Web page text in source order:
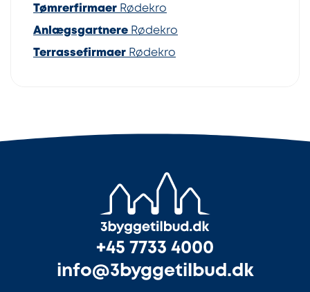
Tømrerfirmaer Rødekro
Anlægsgartnere Rødekro
Terrassefirmaer Rødekro
+45 7733 4000
info@3byggetilbud.dk